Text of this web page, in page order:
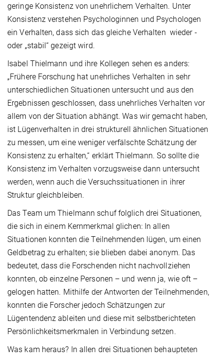
geringe Konsistenz von unehrlichem Verhalten. Unter
Konsistenz verstehen Psychologinnen und Psychologen
ein Verhalten, dass sich das gleiche Verhalten wieder -
oder „stabil“ gezeigt wird.
Isabel Thielmann und ihre Kollegen sehen es anders:
„Frühere Forschung hat unehrliches Verhalten in sehr
unterschiedlichen Situationen untersucht und aus den
Ergebnissen geschlossen, dass unehrliches Verhalten vor
allem von der Situation abhängt. Was wir gemacht haben,
ist Lügenverhalten in drei strukturell ähnlichen Situationen
zu messen, um eine weniger verfälschte Schätzung der
Konsistenz zu erhalten,“ erklärt Thielmann. So sollte die
Konsistenz im Verhalten vorzugsweise dann untersucht
werden, wenn auch die Versuchssituationen in ihrer
Struktur gleichbleiben.
Das Team um Thielmann schuf folglich drei Situationen,
die sich in einem Kernmerkmal glichen: In allen
Situationen konnten die Teilnehmenden lügen, um einen
Geldbetrag zu erhalten; sie blieben dabei anonym. Das
bedeutet, dass die Forschenden nicht nachvollziehen
konnten, ob einzelne Personen – und wenn ja, wie oft –
gelogen hatten. Mithilfe der Antworten der Teilneh­men­den,
konnten die Forscher jedoch Schätzungen zur
Lügentendenz ableiten und diese mit selbstberichteten
Persönlichkeitsmerkmalen in Verbindung setzen.
Was kam heraus? In allen drei Situationen behaupteten